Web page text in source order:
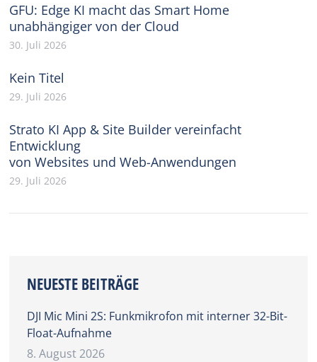
GFU: Edge KI macht das Smart Home
unabhängiger von der Cloud
30. Juli 2026
Kein Titel
29. Juli 2026
Strato KI App & Site Builder vereinfacht
Entwicklung
von Websites und Web-Anwendungen
29. Juli 2026
NEUESTE BEITRÄGE
DJI Mic Mini 2S: Funkmikrofon mit interner 32-Bit-
Float-Aufnahme
8. August 2026